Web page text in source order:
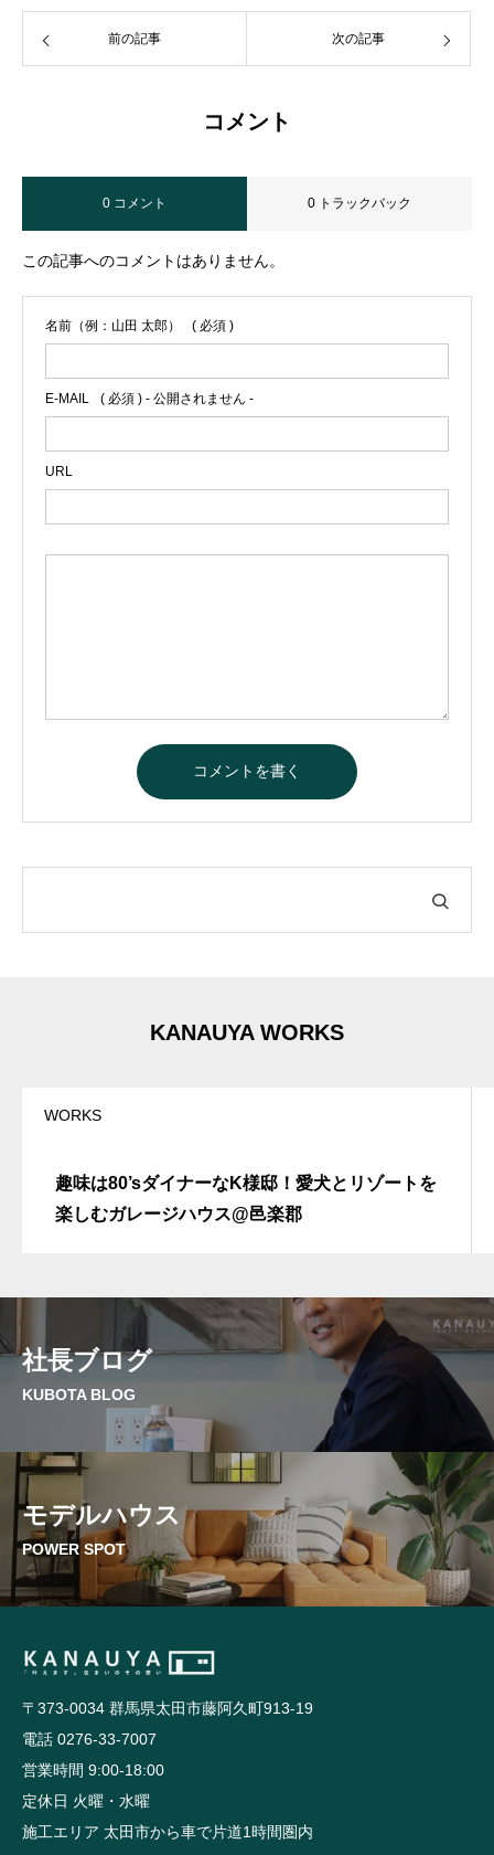
前の記事 次の記事
コメント
0 コメント 0 トラックバック
この記事へのコメントはありません。
名前（例：山田 太郎） ( 必須 )
E-MAIL ( 必須 ) - 公開されません -
URL
l
r
i
KANAUYA WORKS
WORKS
趣味は80’sダイナーなK様邸！愛犬とリゾートを
楽しむガレージハウス@邑楽郡
社長ブログ
KUBOTA BLOG
モデルハウス
POWER SPOT
〒373-0034 群馬県太田市藤阿久町913-19
電話 0276-33-7007
営業時間 9:00-18:00
定休日 火曜・水曜
施工エリア 太田市から車で片道1時間圏内